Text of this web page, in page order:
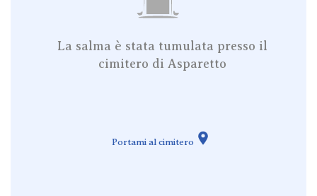
La salma è stata tumulata presso il
cimitero di Asparetto
Portami al cimitero